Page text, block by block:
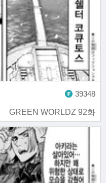
GREEN WORLDZ 92화
39348